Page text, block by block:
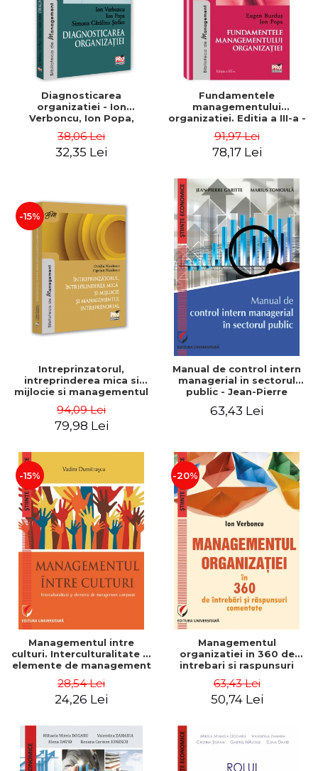
Diagnosticarea
organizatiei - Ion
Verboncu, Ion Popa,
38,06 Lei
32,35 Lei
Fundamentele
managementului
organizatiei. Editia a III-a -
91,97 Lei
78,17 Lei
-15%
Intreprinzatorul,
intreprinderea mica si
mijlocie si managementul
Nicolescu, Ciprian
Nicolescu
94,09 Lei
79,98 Lei
Manual de control intern
managerial in sectorul
public - Jean-Pierre
63,43 Lei
-15%
Managementul intre
culturi. Interculturalitate si
elemente de management
Dumitrascu
28,54 Lei
24,26 Lei
-20%
Managementul
organizatiei in 360 de
intrebari si raspunsuri
63,43 Lei
50,74 Lei